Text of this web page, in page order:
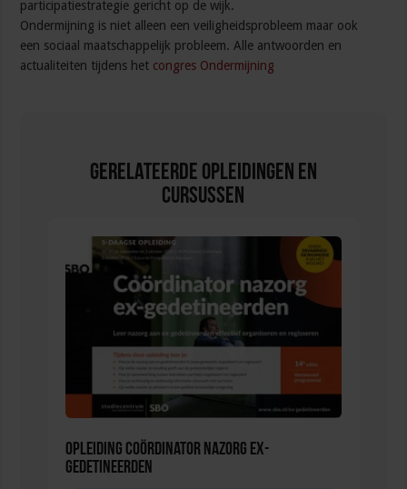
participatiestrategie gericht op de wijk.
Ondermijning is niet alleen een veiligheidsprobleem maar ook
een sociaal maatschappelijk probleem. Alle antwoorden en
actualiteiten tijdens het congres Ondermijning
Gerelateerde Opleidingen en
Cursussen
Opleiding Coördinator nazorg ex-
gedetineerden